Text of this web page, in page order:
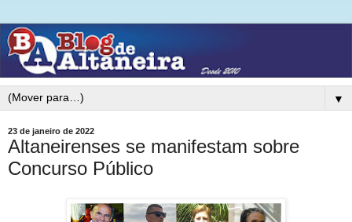
▼
23 de janeiro de 2022
Altaneirenses se manifestam sobre
Concurso Público